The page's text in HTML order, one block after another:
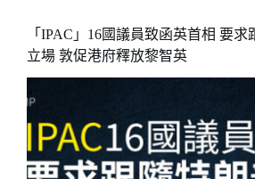
「IPAC」16國議員致函英首相 要求
立場 敦促港府釋放黎智英